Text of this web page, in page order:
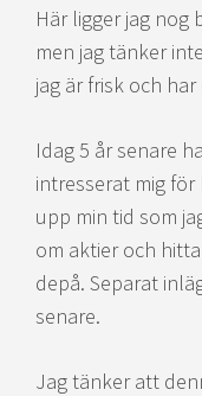
Här ligger jag nog
men jag tänker
jag är frisk och
Idag 5 år senare
intresserat mig för
upp min tid som
om aktier och
depå. Separat
senare.
Jag tänker att